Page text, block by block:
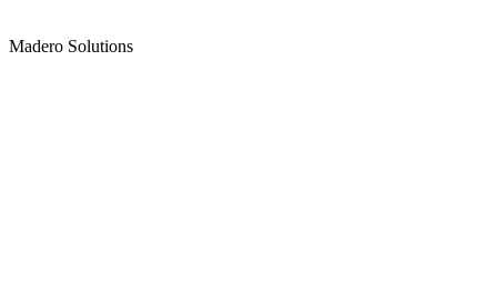
Madero Solutions